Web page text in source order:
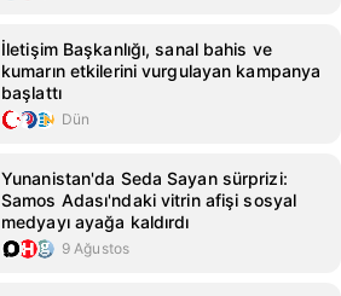
İletişim Başkanlığı, sanal bahis ve
kumarın etkilerini vurgulayan kampanya
başlattı
Dün
Yunanistan'da Seda Sayan sürprizi:
Samos Adası'ndaki vitrin afişi sosyal
medyayı ayağa kaldırdı
9 Ağustos